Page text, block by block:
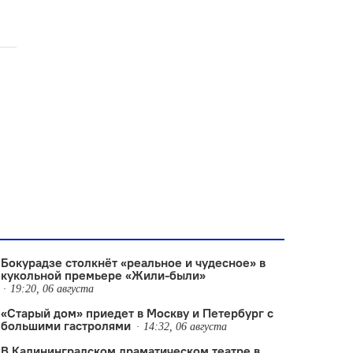
Бокурадзе столкнëт «реальное и чудесное» в
кукольной премьере «Жили-были»
19:20, 06 августа
«Старый дом» приедет в Москву и Петербург с
большими гастролями
14:32, 06 августа